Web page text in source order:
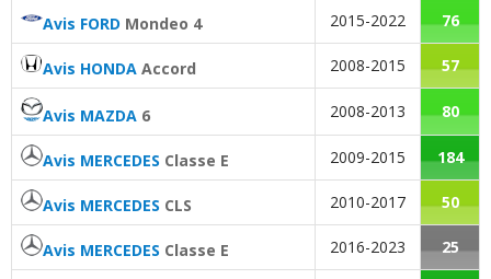
Consommation
4 aiment
n'aime pas
Bruit moteur: 2aiment
Avis FORD Mondeo 4 2015-2022 76
Avis HONDA Accord 2008-2015 57
Avis MAZDA 6 2008-2013 80
Avis MERCEDES Classe E 2009-2015 184
Avis MERCEDES CLS 2010-2017 50
Avis MERCEDES Classe E 2016-2023 25